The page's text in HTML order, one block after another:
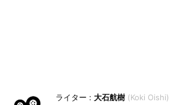
大石航樹 Koki Oishi